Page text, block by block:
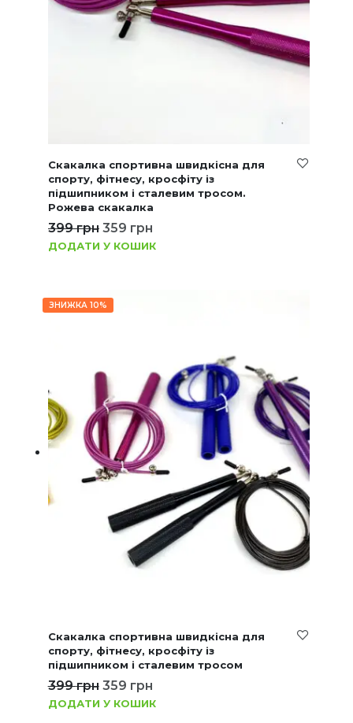
Скакалка спортивна швидкісна для
спорту, фітнесу, кросфіту із
підшипником і сталевим тросом.
Рожева скакалка
399грн 359 грн
ДОДАТИ У КОШИК
ЗНИЖКА 10%
Скакалка спортивна швидкісна для
спорту, фітнесу, кросфіту із
підшипником і сталевим тросом
399грн 359 грн
ДОДАТИ У КОШИК